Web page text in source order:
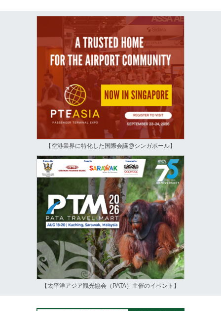
【空港業界に特化した国際会議@シンガポール】
【太平洋アジア観光協会（PATA）主催のイベント】